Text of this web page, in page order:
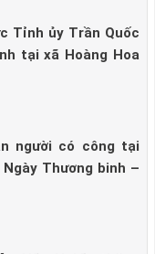
Tỉnh ủy Trần Quốc
tại xã Hoàng Hoa
người có công tại
Thương binh –